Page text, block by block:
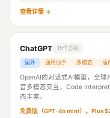
查看详情 →
ChatGPT 15个方向
国外 通用助手 多模态 插
OpenAI的对话式AI模型，全
音多模态交互，Code
态丰富。
免费版（GPT-4o mini），Plus